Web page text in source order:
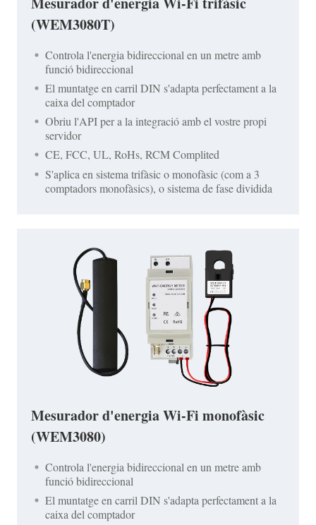
(WEM3080T)
Controla l'energia bidireccional en un metre amb
funció bidireccional
El muntatge en carril DIN s'adapta perfectament a la
caixa del comptador
Obriu l'API per a la integració amb el vostre propi
servidor
CE, FCC, UL, RoHs, RCM Complited
S'aplica en sistema trifàsic o monofàsic (com a 3
comptadors monofàsics), o sistema de fase dividida
Mesurador d'energia Wi-Fi monofàsic
(WEM3080)
Controla l'energia bidireccional en un metre amb
funció bidireccional
El muntatge en carril DIN s'adapta perfectament a la
caixa del comptador